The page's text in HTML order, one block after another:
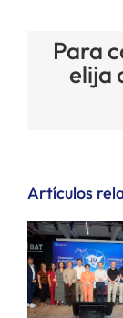
Para
elija
Artículos